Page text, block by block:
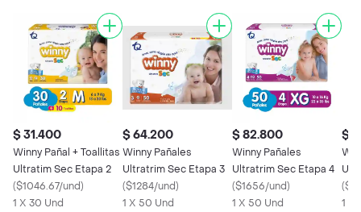
$ 31.400
Winny Pañal + Toallitas
Ultratim Sec Etapa 2
($1046.67/und)
1 X 30 Und
$ 64.200
Winny Pañales
Ultratrim Sec Etapa 3
($1284/und)
1 X 50 Und
$ 82.800
Winny Pañales
Ultratrim Sec Etapa 4
($1656/und)
1 X 50 Und
$
(
1 X